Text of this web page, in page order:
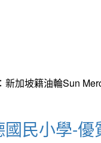
新加坡籍油輪Sun
民小學-優